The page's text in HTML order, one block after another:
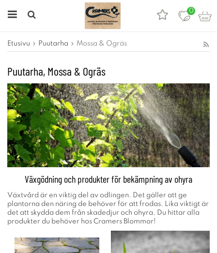
0
Etusivu Puutarha Mossa & Ogräs
Puutarha, Mossa & Ogräs
Växgödning och produkter för bekämpning av ohyra
Växtvård är en viktig del av odlingen. Det gäller att ge
plantorna den näring de behöver för att frodas. Lika viktigt är
det att skydda dem från skadedjur och ohyra. Du hittar alla
produkter du behöver hos Cramers Blommor!